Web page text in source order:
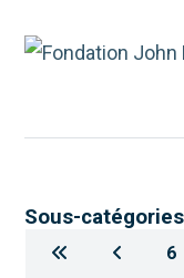
Sous-catégories
6